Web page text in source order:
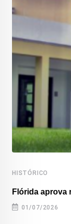
HISTÓRICO
Flórida aprova
01/07/2026